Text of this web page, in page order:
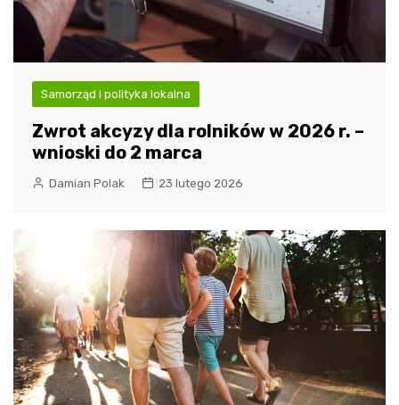
Samorząd i polityka lokalna
Zwrot akcyzy dla rolników w 2026 r. –
wnioski do 2 marca
Damian Polak 23 lutego 2026